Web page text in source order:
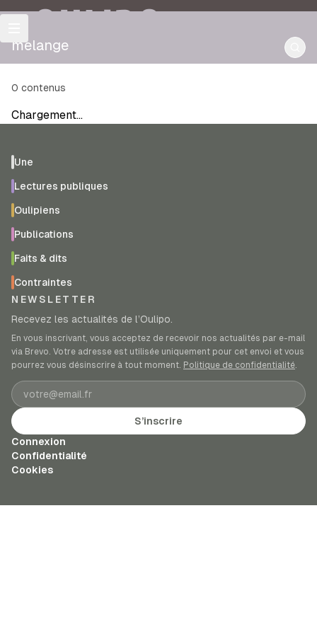
OULIPO
melange
0 contenus
Chargement…
Une
Lectures publiques
Oulipiens
Publications
Faits & dits
Contraintes
NEWSLETTER
Recevez les actualités de l’Oulipo.
En vous inscrivant, vous acceptez de recevoir nos actualités par e-mail
via Brevo. Votre adresse est utilisée uniquement pour cet envoi et vous
pourrez vous désinscrire à tout moment. Politique de confidentialité.
Adresse e-mail
S’inscrire
Connexion
Confidentialité
Cookies